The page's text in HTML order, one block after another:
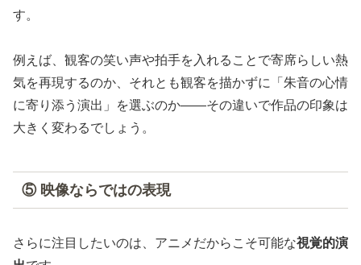
す。
例えば、観客の笑い声や拍手を入れることで寄席らしい熱
気を再現するのか、それとも観客を描かずに「朱音の心情
に寄り添う演出」を選ぶのか――その違いで作品の印象は
大きく変わるでしょう。
⑤ 映像ならではの表現
さらに注目したいのは、アニメだからこそ可能な視覚的演